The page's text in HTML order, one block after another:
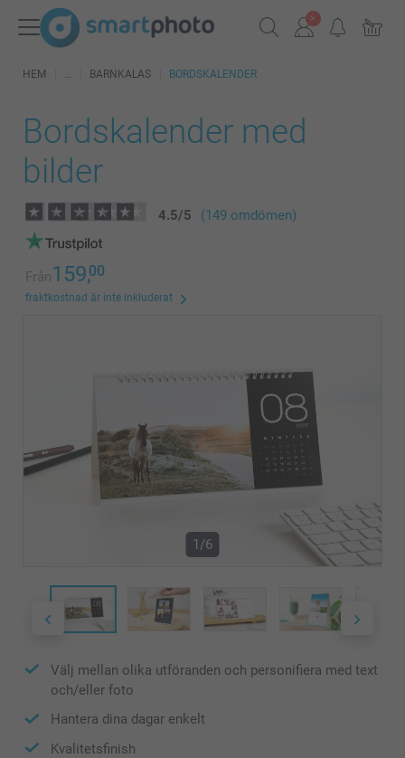
HEM BARNKALAS BORDSKALENDER
Bordskalender med
bilder
4.5/5 (149 omdömen)
Från159,00
fraktkostnad är inte inkluderat
1/6
Välj mellan olika utföranden och personifiera med text
och/eller foto
Hantera dina dagar enkelt
Kvalitetsfinish